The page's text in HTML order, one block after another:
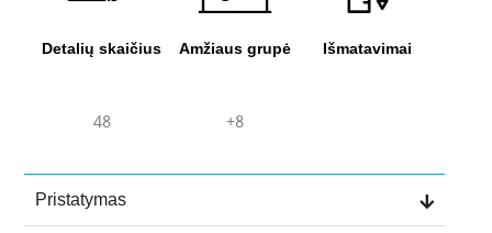
Detalių skaičius Amžiaus grupė Išmatavimai
48 +8
Pristatymas